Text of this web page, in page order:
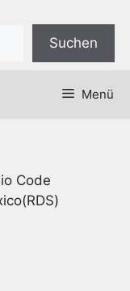
Suchen
Menü
Code